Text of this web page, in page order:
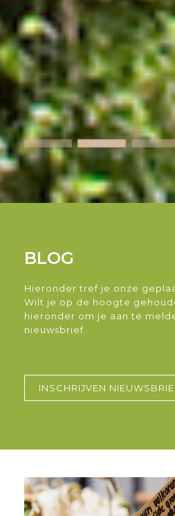
BLOG
Hieronder tref je onze
Wilt je op de hoogte
hieronder om je aan te
nieuwsbrief.
INSCHRIJVEN